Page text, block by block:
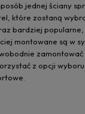
jednej ściany
które zostaną
bardziej popularne,
montowane są w
zamontować
z opcji